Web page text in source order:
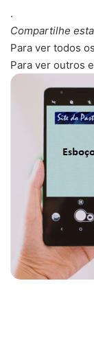
.
Compartilhe
Para ver todos
Para ver outros